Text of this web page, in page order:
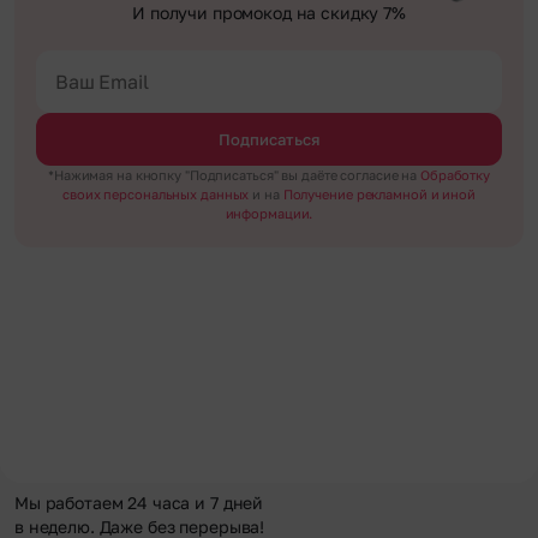
И получи промокод на скидку 7%
Подписаться
*Нажимая на кнопку "Подписаться" вы даёте согласие на Обработку
своих персональных данных и на Получение рекламной и иной
информации.
Мы работаем 24 часа и 7 дней
в неделю. Даже без перерыва!